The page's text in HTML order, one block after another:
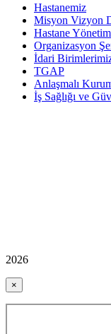
Hastanemiz
Misyon Vizyon
Hastane
Organizasyon
İdari
TGAP
Anlaşmalı
İş Sağlığı ve
2026
×